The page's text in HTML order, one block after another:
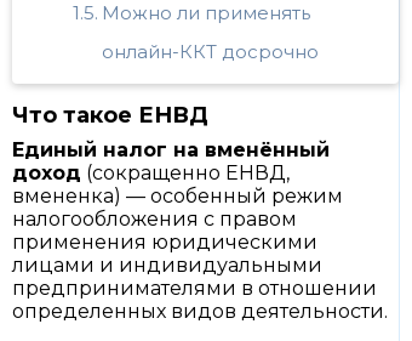
Можно ли применять
онлайн-ККТ досрочно
Что такое ЕНВД
Единый налог на вменённый
доход (сокращенно ЕНВД,
вмененка) — особенный режим
налогообложения с правом
применения юридическими
лицами и индивидуальными
предпринимателями в отношении
определенных видов деятельности.